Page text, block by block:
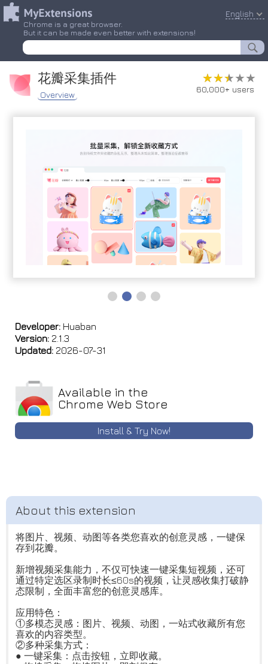
Chrome is a great browser.
But it can be made even better with extensions!
English
花瓣采集插件
Overview
★★★★★
★★★★★
60,000+ users
Developer: Huaban
Version: 2.1.3
Updated: 2026-07-31
Available in the
Chrome Web Store
Install & Try Now!
将图片、视频、动图等各类您喜欢的创意灵感，一键保
存到花瓣。
新增视频采集能力，不仅可快速一键采集短视频，还可
通过特定选区录制时长≤60s的视频，让灵感收集打破静
态限制，全面丰富您的创意灵感库。
应用特色：
①多模态灵感：图片、视频、动图，一站式收藏所有您
喜欢的内容类型。
②多种采集方式：
● 一键采集：点击按钮，立即收藏。